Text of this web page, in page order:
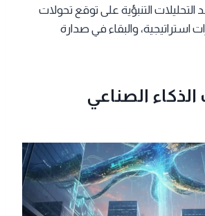
التنبؤية على توقع تحولات
استراتيجية، والبقاء في صدارة
الصناعي